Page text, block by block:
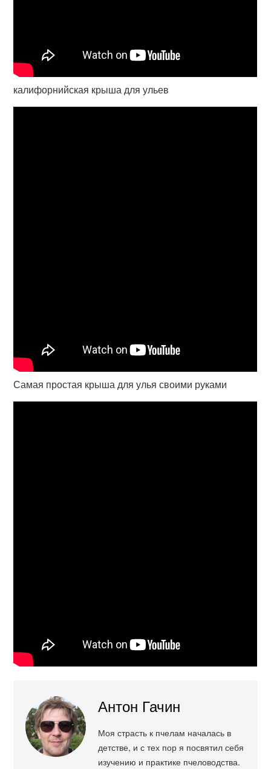
калифорнийская крыша для ульев
Самая простая крыша для улья своими руками
Антон Гачин
Моя страсть к пчелам началась в
детстве, и с тех пор я посвятил себя
изучению и практике пчеловодства.